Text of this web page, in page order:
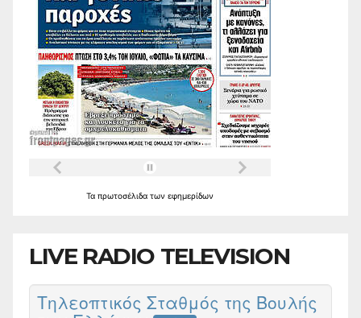
Τα πρωτοσέλιδα των εφημερίδων
LIVE RADIO TELEVISION